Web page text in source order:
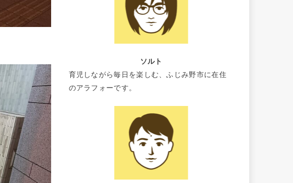
ソルト
育児しながら毎日を楽しむ、ふじみ野市に在住
のアラフォーです。